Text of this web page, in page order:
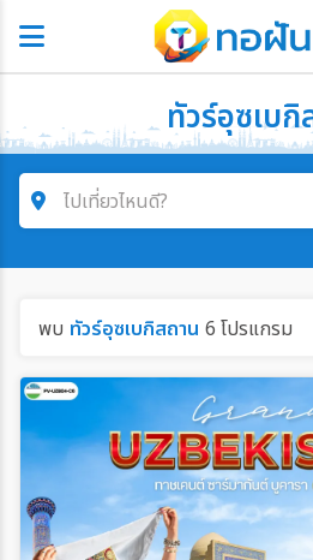
ทัวร์อุซเบ
ไปเที่ยวไหนดี?
ค้นหาประเทศ
ค้นหาเมือง
ค้นหาสายการบิน
พบ ทัวร์อุซเบกิสถาน 6 โปรแกรม